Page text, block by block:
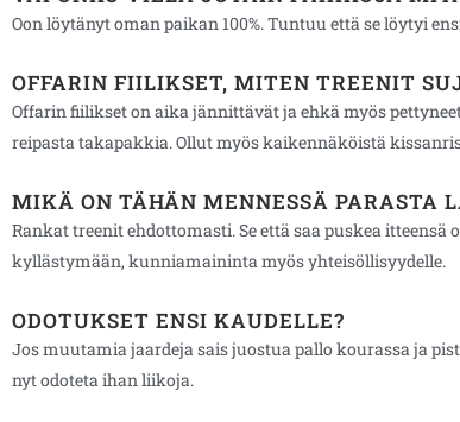
⁠Oon löytänyt oman paikan 100%. Tuntuu että se löytyi
OFFARIN FIILIKSET, MITEN TREENIT
Offarin fiilikset on aika jännittävät ja ehkä myös
reipasta takapakkia. Ollut myös kaikennäköistä
MIKÄ ON TÄHÄN MENNESSÄ PARASTA
Rankat treenit ehdottomasti. Se että saa puskea
kyllästymään, kunniamaininta myös yhteisöllisyydelle.
ODOTUKSET ENSI KAUDELLE?
Jos muutamia jaardeja sais juostua pallo kourassa ja
nyt odoteta ihan liikoja.